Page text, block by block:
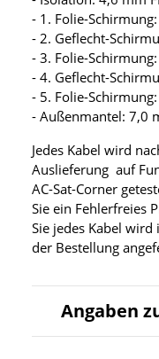
- 1. Folie-
- 2. Geflecht-
- 3. Folie-
- 4. Geflecht-
- 5. Folie-
- Außenmantel: 7,0
Jedes Kabel wird
Auslieferung auf
AC-Sat-Corner
Sie ein Fehlerfreies
Sie jedes Kabel
der Bestellung
Angaben